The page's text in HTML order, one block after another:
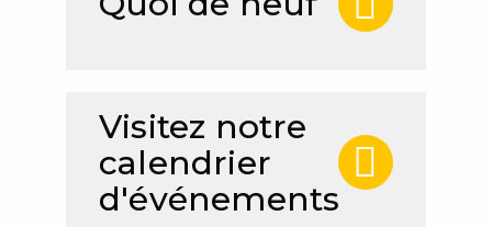
Visitez notre
calendrier
d'événements